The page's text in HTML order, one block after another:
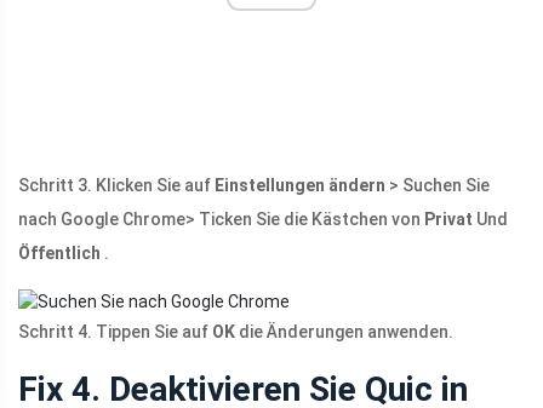
Schritt 3. Klicken Sie auf Einstellungen ändern > Suchen Sie
nach Google Chrome> Ticken Sie die Kästchen von Privat Und
Öffentlich .
Schritt 4. Tippen Sie auf OK die Änderungen anwenden.
Fix 4. Deaktivieren Sie Quic in